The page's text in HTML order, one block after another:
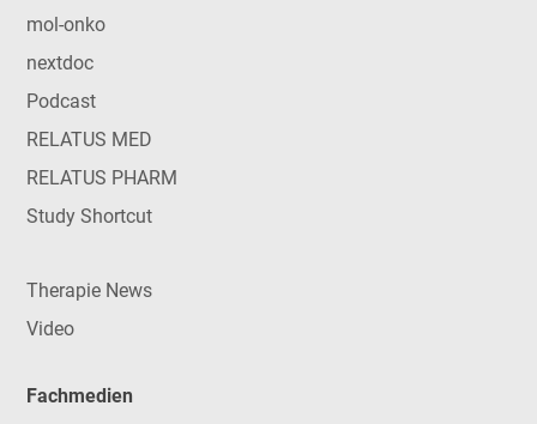
mol-onko
nextdoc
Podcast
RELATUS MED
RELATUS PHARM
Study Shortcut
Therapie News
Video
Fachmedien